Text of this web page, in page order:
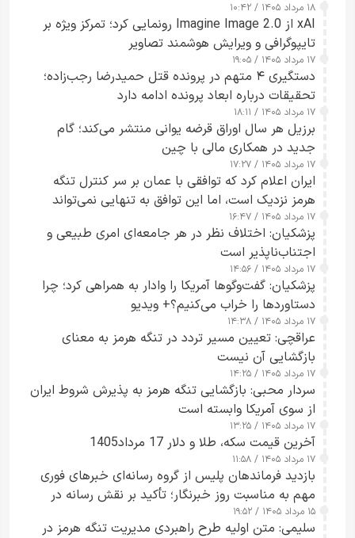
۱۸ مرداد ۱۴۰۵ / ۱۰:۴۲
xAI از Imagine Image 2.0 رونمایی کرد؛ تمرکز ویژه بر
تایپوگرافی و ویرایش هوشمند تصاویر
۱۷ مرداد ۱۴۰۵ / ۱۹:۰۵
دستگیری ۴ متهم در پرونده قتل حمیدرضا رجب‌زاده؛
تحقیقات درباره ابعاد پرونده ادامه دارد
۱۷ مرداد ۱۴۰۵ / ۱۸:۱۱
برزیل هر سال اوراق قرضه یوانی منتشر می‌کند؛ گام
جدید در همکاری مالی با چین
۱۷ مرداد ۱۴۰۵ / ۱۷:۲۷
ایران اعلام کرد که توافقی با عمان بر سر کنترل تنگه
هرمز نزدیک است، اما این توافق به تنهایی نمی‌تواند
آبراه را آزاد کند
۱۷ مرداد ۱۴۰۵ / ۱۶:۴۷
پزشکیان: اختلاف نظر در هر جامعه‌ای امری طبیعی و
اجتناب‌ناپذیر است
۱۷ مرداد ۱۴۰۵ / ۱۴:۵۶
پزشکیان: گفت‌وگوها آمریکا را وادار به همراهی کرد؛ چرا
دستاوردها را خراب می‌کنیم؟+ ویدیو
۱۷ مرداد ۱۴۰۵ / ۱۴:۳۸
عراقچی: تعیین مسیر تردد در تنگه هرمز به معنای
بازگشایی آن نیست
۱۷ مرداد ۱۴۰۵ / ۱۴:۲۵
سردار محبی: بازگشایی تنگه هرمز به پذیرش شروط ایران
از سوی آمریکا وابسته است
۱۷ مرداد ۱۴۰۵ / ۱۳:۲۵
آخرین قیمت سکه، طلا و دلار 17 مرداد1405
۱۷ مرداد ۱۴۰۵ / ۱۱:۵۸
بازدید فرماندهان پلیس از گروه رسانه‌ای خبرهای فوری
مهم به مناسبت روز خبرنگار؛ تأکید بر نقش رسانه در
تقویت امنیت و اعتماد عمومی
۱۵ مرداد ۱۴۰۵ / ۱۹:۵۲
سلیمی: متن اولیه طرح راهبردی مدیریت تنگه هرمز در